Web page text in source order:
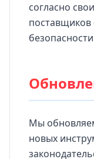
согласно
поставщиков
Мы
новых